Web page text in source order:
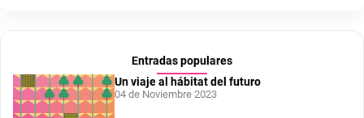
Entradas populares
Un viaje al hábitat del futuro
04 de Noviembre 2023